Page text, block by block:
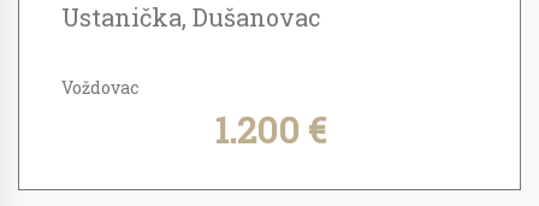
Ustanička, Dušanovac
Voždovac
1.200 €